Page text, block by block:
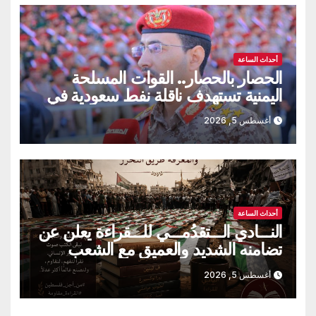
أحداث الساعة
الحصار بالحصار.. القوات المسلحة
اليمنية تستهدف ناقلة نفط سعودية في
خليج عدن
أغسطس 5, 2026
أحداث الساعة
النـــادي الـــتقدُمـــي للـــقراءة يعلن عن
تضامنه الشديد والعميق مع الشعب
الفلسطيني الصامد ويُدين أدانة قاطعة
ومفصلية كُل هذا الأنتهاك الصهيوامريكي
أغسطس 5, 2026